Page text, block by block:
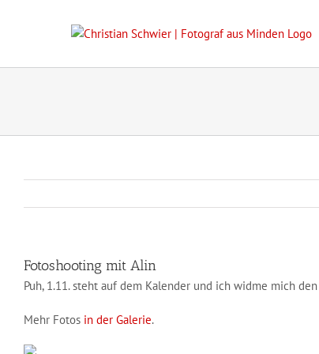
Fotoshooting mit Alin
Puh, 1.11. steht auf dem Kalender und ich widme mich
Mehr Fotos in der Galerie.